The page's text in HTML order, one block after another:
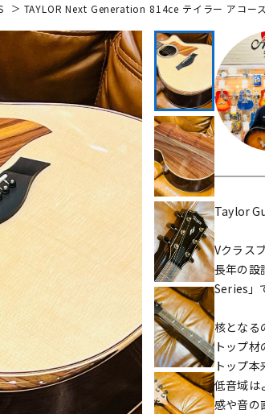
アコギ/エレ
アコ ベース
電子ピアノ 管楽器
DTM DTM オンラ
イン納品
ヴィンテージ
TAYLOR Next Generation 814ce テイラー アコー
Taylor
Vクラス
長年の設
Series」
核となる
トップ
トップ
低音域は
感や音の